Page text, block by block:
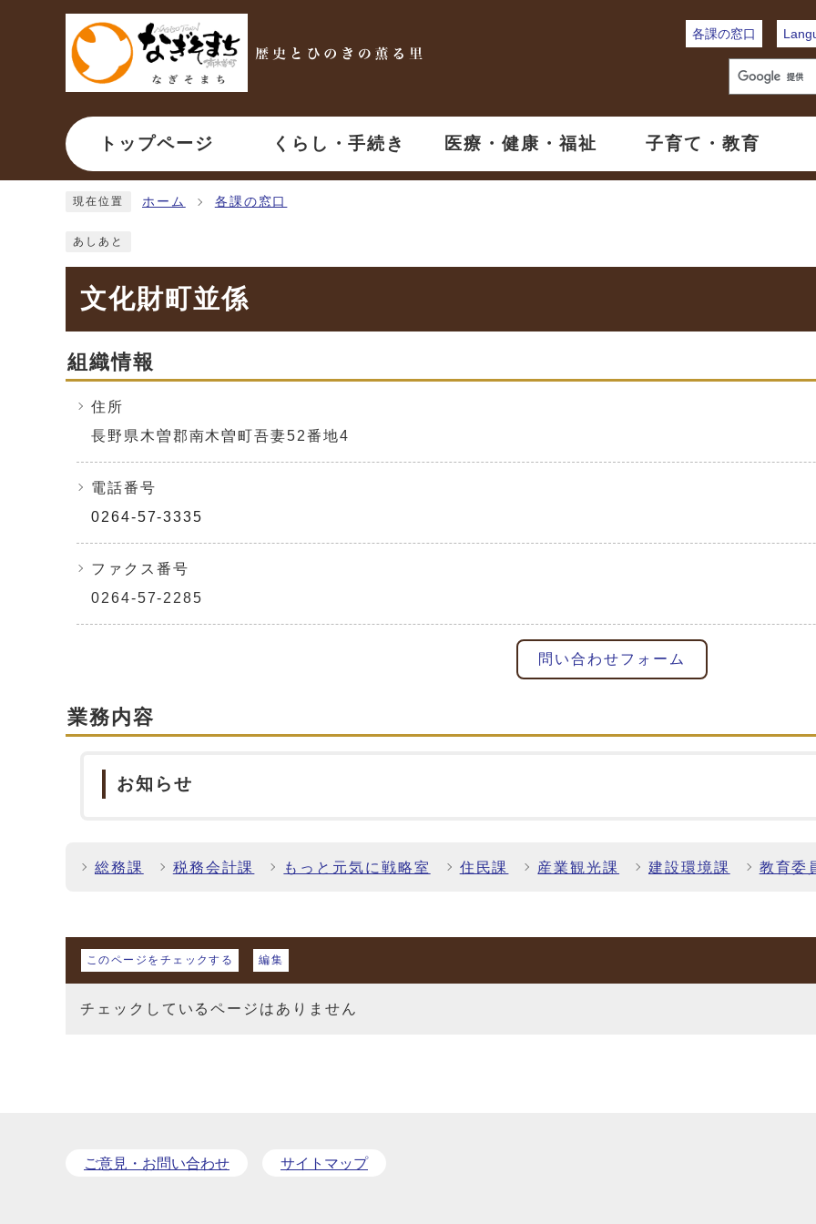
ページの先頭です
各課の窓口
トップページ くらし・手続き 医療・健康・福祉 子育て・教育
現在位置 ホーム 各課の窓口
あしあと
文化財町並係
組織情報
住所
長野県木曽郡南木曽町吾妻52番地4
電話番号
0264-57-3335
ファクス番号
0264-57-2285
問い合わせフォーム
業務内容
お知らせ
総務課 税務会計課 もっと元気に戦略室 住民課 産業観光課 建設環境課 教育委
マイページ
このページをチェックする 編集
チェックしているページはありません
ご意見・お問い合わせ サイトマップ